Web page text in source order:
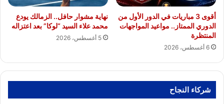
أقوى 3 مباريات في الدور الأول من
الدوري الممتاز.. مواعيد المواجهات
المنتظرة
6 أغسطس، 2026
نهاية مشوار حافل.. الزمالك يودع
محمد علاء السيد “لوكا” بعد اعتزاله
5 أغسطس، 2026
شركاء النجاح